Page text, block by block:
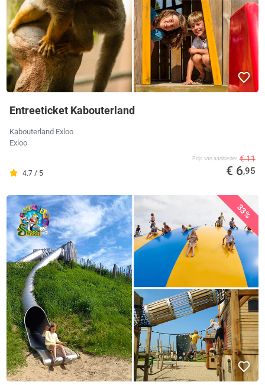
Entreeticket Kabouterland
Kabouterland Exloo
Exloo
4.7 / 5
Prijs van aanbieder € 11
€ 6,95
33%